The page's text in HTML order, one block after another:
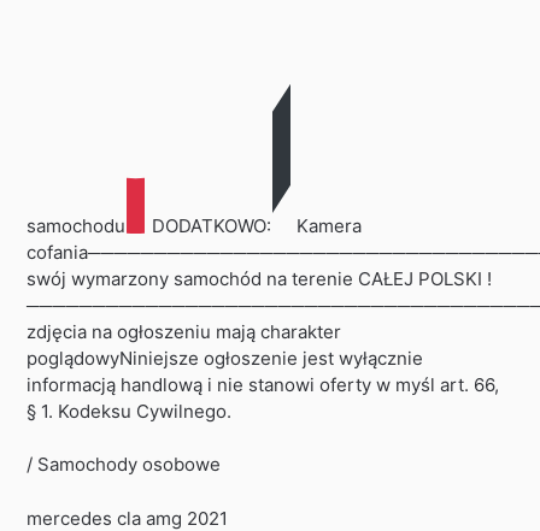
samochodu DODATKOWO:
Kamera
swój wymarzony samochód na terenie CAŁEJ POLSKI !
zdjęcia na ogłoszeniu mają charakter
poglądowyNiniejsze ogłoszenie jest wyłącznie
informacją handlową i nie stanowi oferty w myśl art. 66,
§ 1. Kodeksu Cywilnego.
/ Samochody osobowe
mercedes cla amg 2021